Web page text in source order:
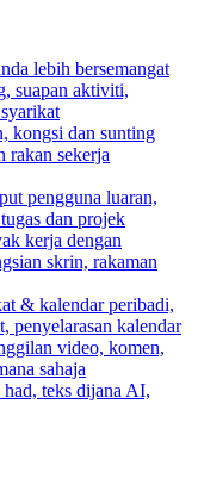
lebih bersemangat
suapan aktiviti,
kongsi dan sunting
rakan sekerja
pengguna luaran,
dan projek
kerja dengan
skrin, rakaman
& kalendar peribadi,
penyelarasan kalendar
video, komen,
sahaja
had, teks dijana AI,